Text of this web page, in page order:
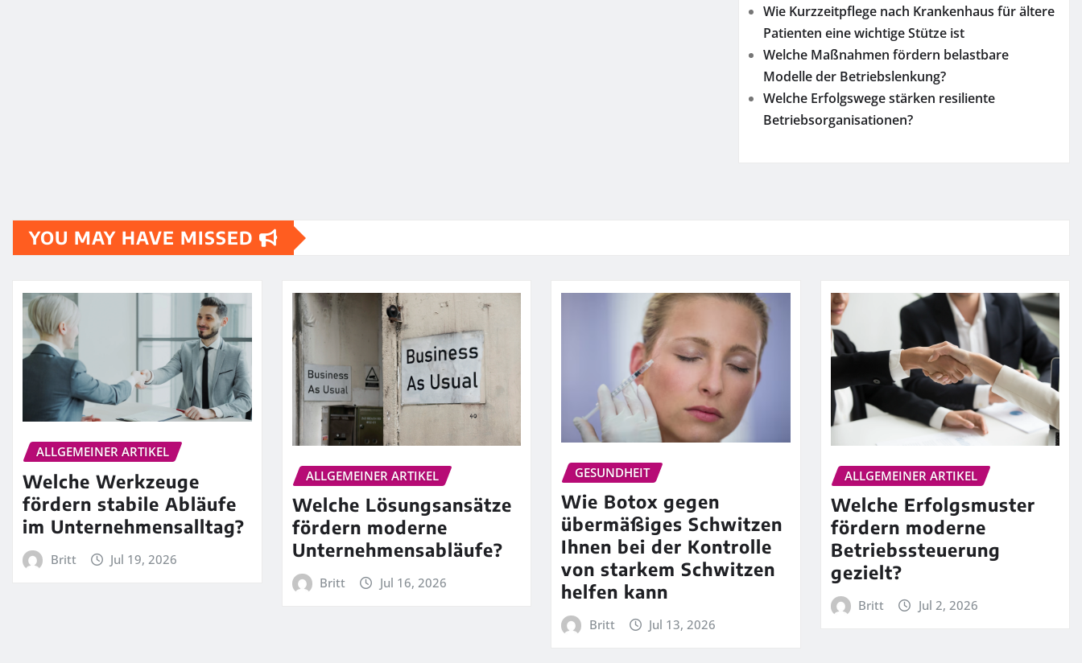
Wie Kurzzeitpflege nach Krankenhaus für ältere
Patienten eine wichtige Stütze ist
Welche Maßnahmen fördern belastbare
Modelle der Betriebslenkung?
Welche Erfolgswege stärken resiliente
Betriebsorganisationen?
YOU MAY HAVE MISSED
ALLGEMEINER ARTIKEL
Welche Werkzeuge
fördern stabile Abläufe
im Unternehmensalltag?
Britt Jul 19, 2026
ALLGEMEINER ARTIKEL
Welche Lösungsansätze
fördern moderne
Unternehmensabläufe?
Britt Jul 16, 2026
GESUNDHEIT
Wie Botox gegen
übermäßiges Schwitzen
Ihnen bei der Kontrolle
von starkem Schwitzen
helfen kann
Britt Jul 13, 2026
ALLGEMEINER ARTIKEL
Welche Erfolgsmuster
fördern moderne
Betriebssteuerung
gezielt?
Britt Jul 2, 2026